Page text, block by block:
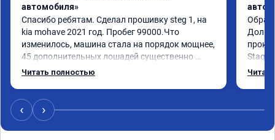
автомобиля»
Спасибо ребятам. Сделал прошивку steg 1, на
kia mohave 2021 год. Пробег 99000.Что
изменилось, машина стала на порядок мощнее,
45 дополнительных лошадей существенно
чувствуется и соответственно крутящего
12-12.5. Коробка перестала подпинывать при
наборе скорости. Педаль газа более
отзывчевее. В целом, я очень доволен.!
Читать полностью
Долго
Stage
с
‹ ›